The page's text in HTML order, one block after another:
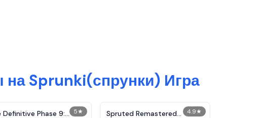
Sprunki(спрунки) Игра
5★
Definitive Phase 9:
4.9★
Spruted Remastered